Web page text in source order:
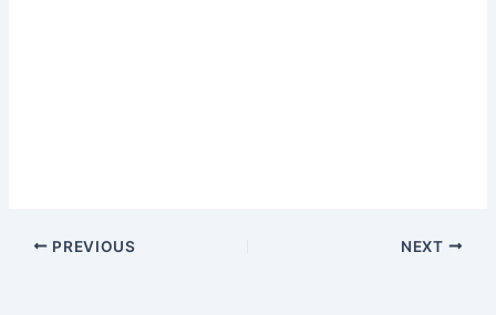
PREVIOUS NEXT